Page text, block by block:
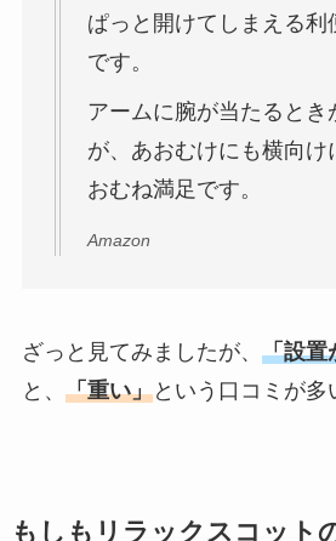
ぱっと開けてしまえる利
です。
アームに腕が当たるとき
が、あおむけにも横向け
おむね満足です。
Amazon
ざっと見てみましたが、 「設置
と、 「重い」という口コミが多
もしもリラックスコット